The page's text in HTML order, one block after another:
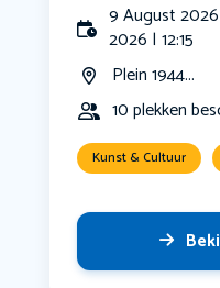
9 August
2026 | 12:15
Plein 1944...
10 plekken
Kunst & Cultuur